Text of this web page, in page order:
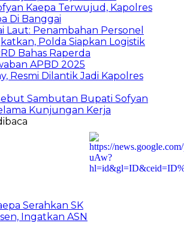
Kaepa Terwujud, Kapolres
Di Banggai
Laut: Penambahan Personel
Polda Siapkan Logistik
Bahas Raperda
APBD 2025
Resmi Dilantik Jadi Kapolres
Sambutan Bupati Sofyan
Kunjungan Kerja
Serahkan SK
Ingatkan ASN